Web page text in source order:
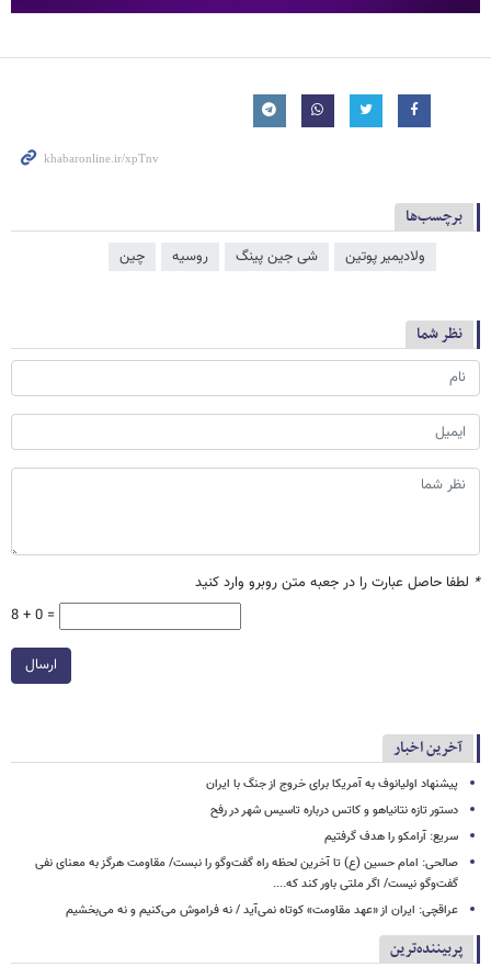
برچسب‌ها
ولادیمیر پوتین شی جین‌ پینگ روسیه چین
نظر شما
* لطفا حاصل عبارت را در جعبه متن روبرو وارد کنید
8 + 0 =
ارسال
آخرین اخبار
پیشنهاد اولیانوف به آمریکا برای خروج از جنگ با ایران
دستور تازه نتانیاهو و کاتس درباره تاسیس شهر در رفح
سریع: آرامکو را هدف گرفتیم
صالحی: امام حسین (ع) تا آخرین لحظه راه گفت‌وگو را نبست/ مقاومت هرگز به معنای نفی
گفت‌وگو نیست/ اگر ملتی باور کند که....
عراقچی: ایران از «عهد مقاومت» کوتاه نمی‌آید / نه فراموش می‌کنیم و نه می‌بخشیم
پربیننده‌ترین